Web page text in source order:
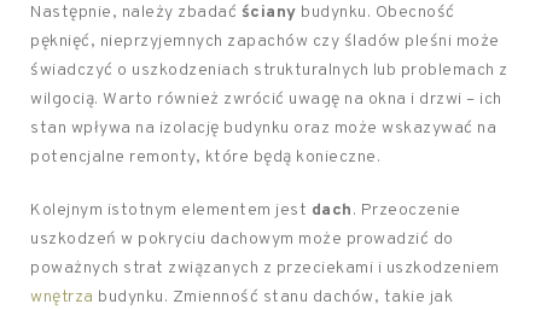
Następnie, należy zbadać ściany budynku. Obecność
pęknięć, nieprzyjemnych zapachów czy śladów pleśni może
świadczyć o uszkodzeniach strukturalnych lub problemach z
wilgocią. Warto również zwrócić uwagę na okna i drzwi – ich
stan wpływa na izolację budynku oraz może wskazywać na
potencjalne remonty, które będą konieczne.
Kolejnym istotnym elementem jest dach. Przeoczenie
uszkodzeń w pokryciu dachowym może prowadzić do
poważnych strat związanych z przeciekami i uszkodzeniem
wnętrza budynku. Zmienność stanu dachów, takie jak